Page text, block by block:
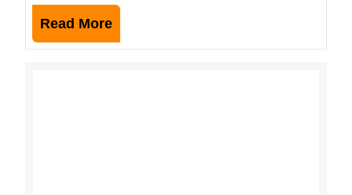
Read MoreRead
More